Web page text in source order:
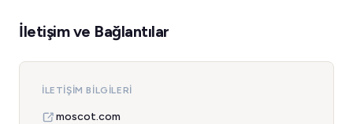
İletişim ve Bağlantılar
İLETIŞIM BILGILERI
moscot.com